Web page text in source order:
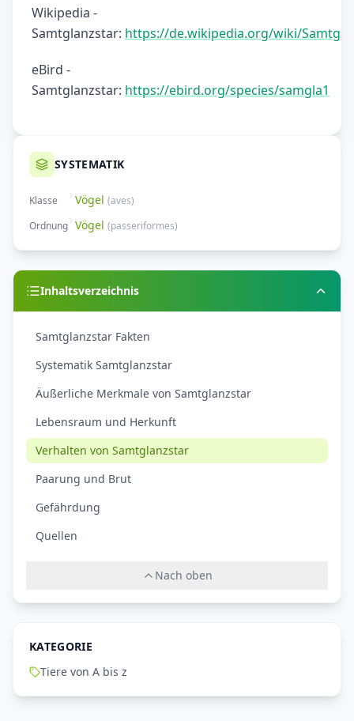
Wikipedia -
Samtglanzstar: https://de.wikipedia.org/wiki/
eBird -
Samtglanzstar: https://ebird.org/species/samgla1
SYSTEMATIK
Klasse Vögel (aves)
Ordnung Vögel (passeriformes)
Inhaltsverzeichnis
Samtglanzstar Fakten
Systematik Samtglanzstar
Äußerliche Merkmale von Samtglanzstar
Lebensraum und Herkunft
Verhalten von Samtglanzstar
Paarung und Brut
Gefährdung
Quellen
Nach oben
KATEGORIE
Tiere von A bis z